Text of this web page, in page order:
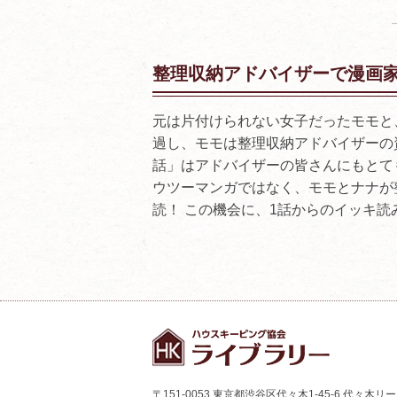
整理収納アドバイザーで漫画
元は片付けられない女子だったモモ
過し、モモは整理収納アドバイザー
話」はアドバイザーの皆さんにもと
ウツーマンガではなく、モモとナナ
読！ この機会に、1話からのイッキ読